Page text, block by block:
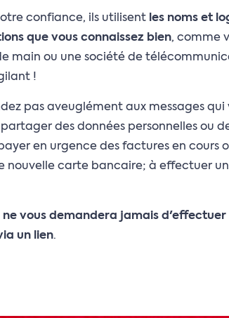
confiance, ils utilisent les noms et
que vous connaissez bien, comme
main ou une société de
!
pas aveuglément aux messages qui
des données personnelles ou
en urgence des factures en cours
nouvelle carte bancaire; à effectuer
ne vous demandera jamais d'effectuer
un lien.